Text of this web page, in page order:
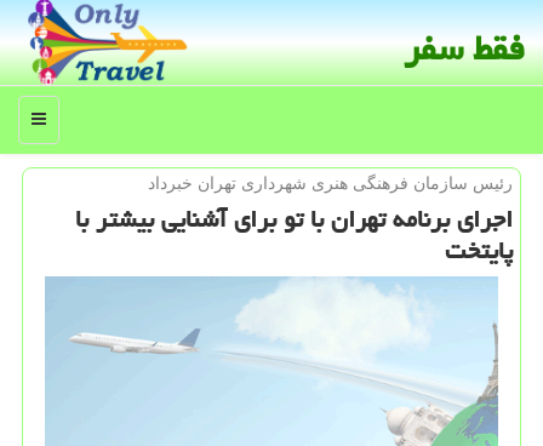
فقط سفر
منو
رئیس سازمان فرهنگی هنری شهرداری تهران خبرداد
اجرای برنامه تهران با تو برای آشنایی بیشتر با
پایتخت